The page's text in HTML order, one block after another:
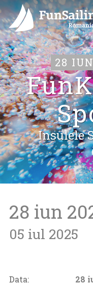
28
Insulele
28 iun
05 iul 2025
Data: 28